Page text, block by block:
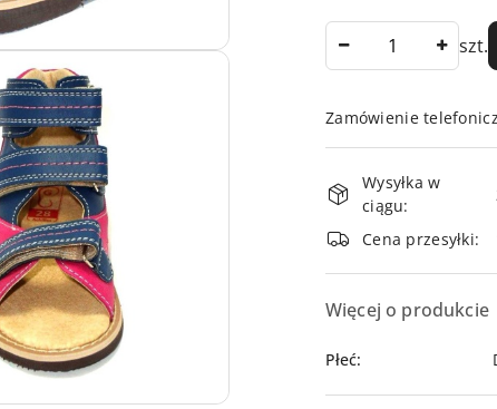
szt.
Zamówienie
Dostępność
i
dostawa
Wysyłka w
ciągu:
Cena przesyłki:
Więcej o produkcie
Płeć: